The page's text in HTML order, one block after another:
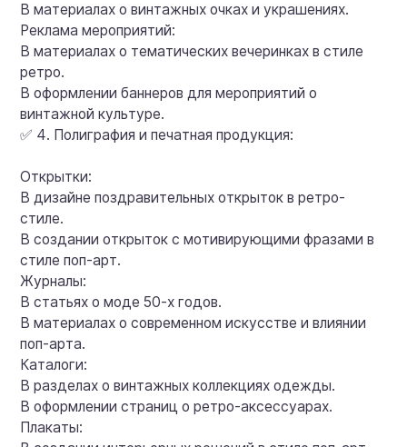
В материалах о винтажных очках и украшениях.
Реклама мероприятий:
В материалах о тематических вечеринках в стиле
ретро.
В оформлении баннеров для мероприятий о
винтажной культуре.
✅ 4. Полиграфия и печатная продукция:
Открытки:
В дизайне поздравительных открыток в ретро-
стиле.
В создании открыток с мотивирующими фразами в
стиле поп-арт.
Журналы:
В статьях о моде 50-х годов.
В материалах о современном искусстве и влиянии
поп-арта.
Каталоги:
В разделах о винтажных коллекциях одежды.
В оформлении страниц о ретро-аксессуарах.
Плакаты: